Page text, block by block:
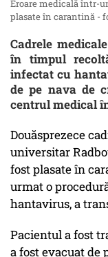
Eroare medicală într-
plasate în carantină -
Cadrele
în timpul
infectat cu
de pe nava de
centrul medical
Douăsprezece
universitar
fost plasate în
urmat o
hantavirus, a
Pacientul a fost
a fost evacuat de